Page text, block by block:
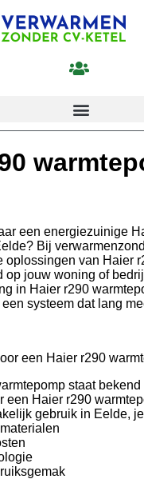
een energiezuinige
Bij
oplossingen van Haier
op jouw woning of
in Haier r290
systeem dat lang
een Haier r290
staat
een Haier r290
gebruik in Eelde,